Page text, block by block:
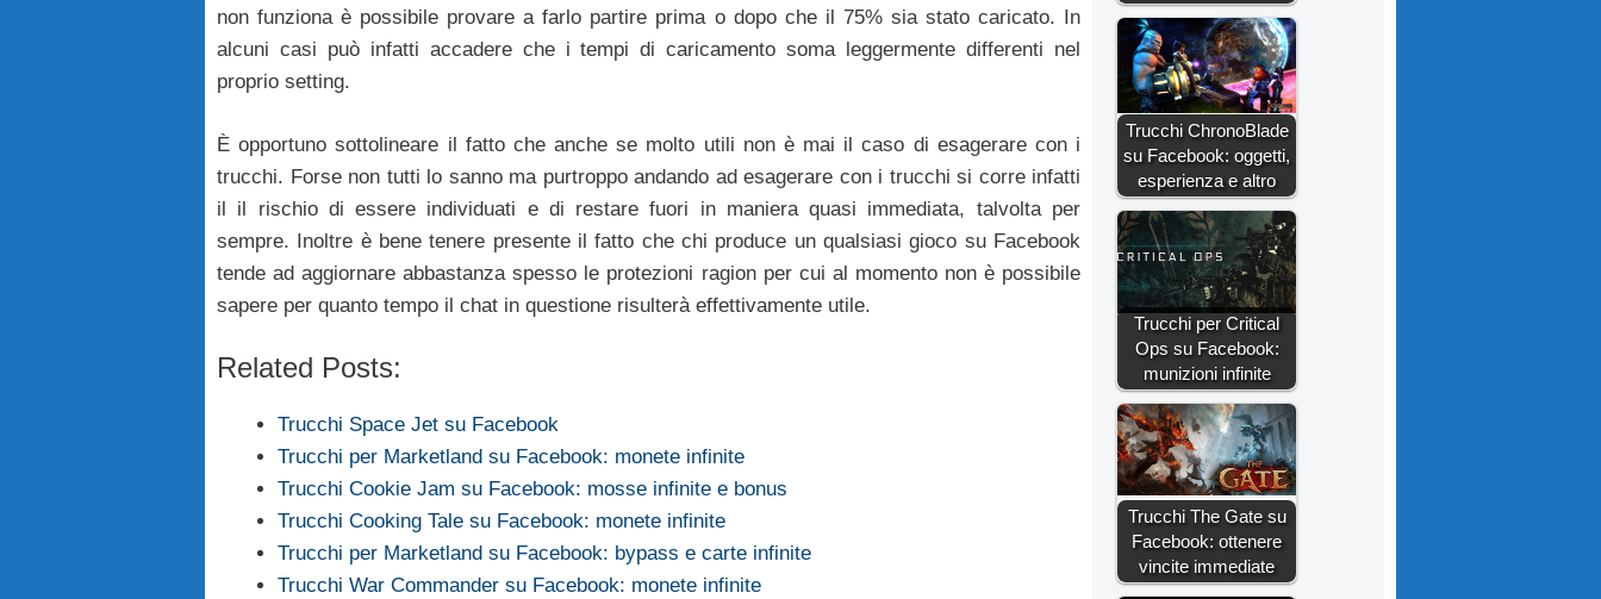
non funziona è possibile provare a farlo partire prima o dopo che il 75% sia stato caricato. In
alcuni casi può infatti accadere che i tempi di caricamento soma leggermente differenti nel
proprio setting.
È opportuno sottolineare il fatto che anche se molto utili non è mai il caso di esagerare con i
trucchi. Forse non tutti lo sanno ma purtroppo andando ad esagerare con i trucchi si corre infatti
il il rischio di essere individuati e di restare fuori in maniera quasi immediata, talvolta per
sempre. Inoltre è bene tenere presente il fatto che chi produce un qualsiasi gioco su Facebook
tende ad aggiornare abbastanza spesso le protezioni ragion per cui al momento non è possibile
sapere per quanto tempo il chat in questione risulterà effettivamente utile.
Related Posts:
Trucchi Space Jet su Facebook
Trucchi per Marketland su Facebook: monete infinite
Trucchi Cookie Jam su Facebook: mosse infinite e bonus
Trucchi Cooking Tale su Facebook: monete infinite
Trucchi per Marketland su Facebook: bypass e carte infinite
Trucchi War Commander su Facebook: monete infinite
Trucchi ChronoBlade
su Facebook: oggetti,
esperienza e altro
Trucchi per Critical
Ops su Facebook:
munizioni infinite
Trucchi The Gate su
Facebook: ottenere
vincite immediate